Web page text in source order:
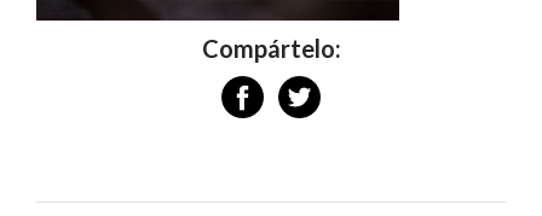
Compártelo: